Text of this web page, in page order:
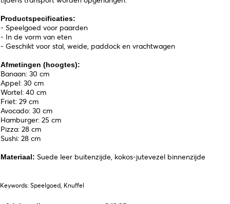
Productspecificaties:
- Speelgoed voor paarden
- In de vorm van eten
- Geschikt voor stal, weide, paddock en vrachtwagen
Afmetingen (hoogtes):
Banaan: 30 cm
Appel: 30 cm
Wortel: 40 cm
Friet: 29 cm
Avocado: 30 cm
Hamburger: 25 cm
Pizza: 28 cm
Sushi: 28 cm
Materiaal: Suede leer buitenzijde, kokos-jutevezel binnenzijde
Keywords: Speelgoed, Knuffel